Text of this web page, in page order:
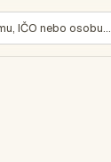
IČO nebo osobu…